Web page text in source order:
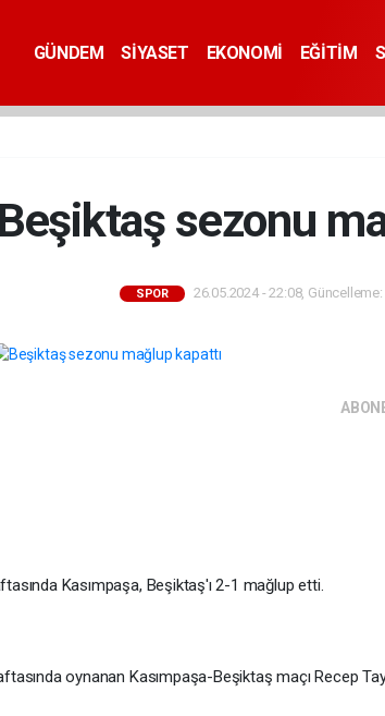
GÜNDEM SİYASET EKONOMİ EĞİTİM
Beşiktaş sezonu
SPOR 26.05.2024 - 22:08,
Kasımpaşa, Beşiktaş'ı 2-1 mağlup etti.
oynanan Kasımpaşa-Beşiktaş maçı Recep